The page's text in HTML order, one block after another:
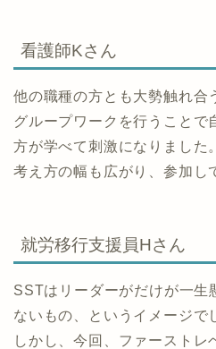
看護師Kさん
他の職種の方とも大勢触れ合
グループワークを行うことで
方が学べて刺激になりました。
考え方の幅も広がり、参加し
就労移行支援員Hさん
SSTはリーダーがだけが一生
ないもの、というイメージで
しかし、今回、ファーストレ